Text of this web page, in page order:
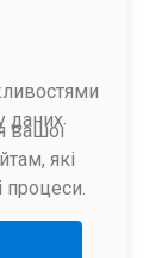
даних
вашої
які
процеси.